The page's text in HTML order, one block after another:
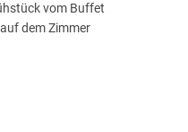
vom Buffet
dem Zimmer